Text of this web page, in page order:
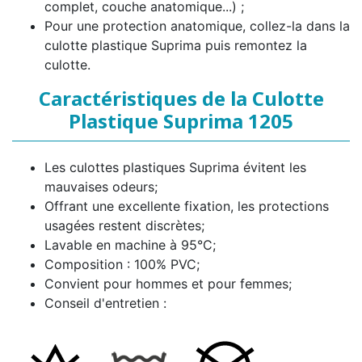
complet, couche anatomique...) ;
Pour une protection anatomique, collez-la dans la
culotte plastique Suprima puis remontez la
culotte.
Caractéristiques de la Culotte
Plastique Suprima 1205
Les culottes plastiques Suprima évitent les
mauvaises odeurs;
Offrant une excellente fixation, les protections
usagées restent discrètes;
Lavable en machine à 95°C;
Composition : 100% PVC;
Convient pour hommes et pour femmes;
Conseil d'entretien :